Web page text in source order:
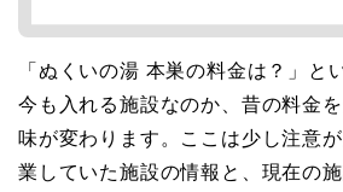
「ぬくいの湯 本巣の料金は？」と
今も入れる施設なのか、昔の料金
味が変わります。ここは少し注意
業していた施設の情報と、現在の